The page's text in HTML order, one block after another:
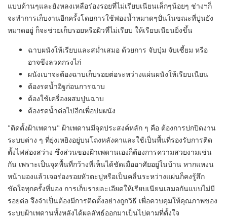
แบบด้านๆและยังหลงเหลือร่องรอยที่ไม่เรียบเนียนเล็กๆน้อยๆ ช่างฯก็
จะทำการเก็บงานอีกครั้งโดยการใช้ฟองน้ำหมาดๆปั่นในขณะที่ปูนยัง
หมาดอยู่ ก็จะช่วยเก็บรอยหรือผิวที่ไม่เรียบ ให้เรียบเนียนยิ่งขึ้น
ฉาบผนังให้เรียบและสม่ำเสมอ ด้วยการ จับปุ่ม จับเซี้ยม หรือ
อาจขึงลวดกรงไก่
ผนังเบาจะต้องฉาบเก็บรอยต่อระหว่างแผ่นผนังให้เรียบเนียน
ต้องรดน้ำอิฐก่อนการฉาบ
ต้องใช้เครื่องผสมปูนฉาบ
ต้องรดน้ำต่อไปอีกเพื่อบ่มผนัง
"ติดตั้งฝ้าเพดาน" ฝ้าเพดานมีจุดประสงค์หลัก ๆ คือ ต้องการปกปิดงาน
ระบบต่าง ๆ ที่ยุ่งเหยิงอยู่บนโถงหลังคาและใช้เป็นพื้นที่รองรับการติด
ตั้งไฟส่องสว่าง ซึ่งส่วนของฝ้าเพดานเองก็ต้องการความสวยงามเช่น
กัน เพราะเป็นจุดพื้นที่กว้างที่เห็นได้ชัดเมื่ออาศัยอยู่ในบ้าน หากแหงน
หน้ามองแล้วเจอร่องรอยหัวตะปูหรือเป็นคลื่นระหว่างแผ่นก็คงรู้สึก
ขัดใจทุกครั้งที่มอง การเก็บรายละเอียดให้เรียบเนียนเสมอกันแบบไม่มี
รอยต่อ จึงจำเป็นต้องมีการติดตั้งอย่างถูกวิธี เพื่อควบคุมให้คุณภาพของ
ระบบฝ้าเพดานทั้งหลังได้ผลลัพธ์ออกมาเป็นไปตามที่ตั้งใจ